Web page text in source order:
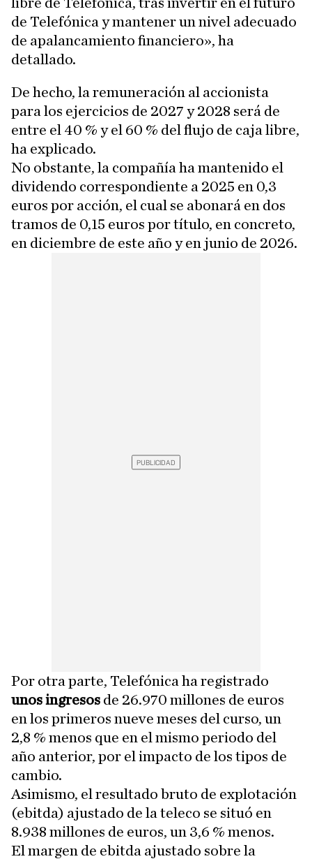
de Telefónica y mantener un nivel adecuado
de apalancamiento financiero», ha
detallado.
De hecho, la remuneración al accionista
para los ejercicios de 2027 y 2028 será de
entre el 40 % y el 60 % del flujo de caja libre,
ha explicado.
No obstante, la compañía ha mantenido el
dividendo correspondiente a 2025 en 0,3
euros por acción, el cual se abonará en dos
tramos de 0,15 euros por título, en concreto,
en diciembre de este año y en junio de 2026.
Por otra parte, Telefónica ha registrado
unos ingresos de 26.970 millones de euros
en los primeros nueve meses del curso, un
2,8 % menos que en el mismo periodo del
año anterior, por el impacto de los tipos de
cambio.
Asimismo, el resultado bruto de explotación
(ebitda) ajustado de la teleco se situó en
8.938 millones de euros, un 3,6 % menos.
El margen de ebitda ajustado sobre la